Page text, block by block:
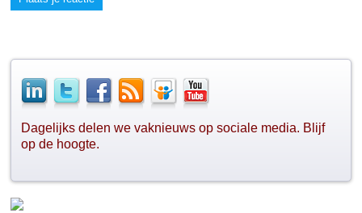
Dagelijks delen we vaknieuws op sociale media. Blijf
op de hoogte.